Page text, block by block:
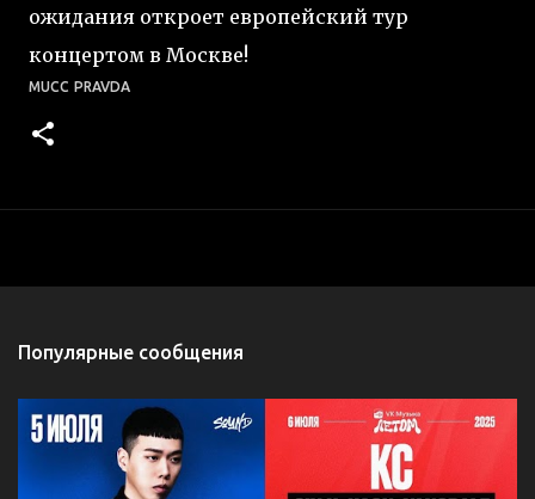
ожидания откроет европейский тур
концертом в Москве!
MUCC PRAVDA
Популярные сообщения